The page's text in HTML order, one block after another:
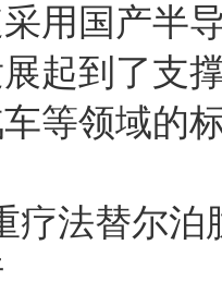
用国产半
起到了支
等领域的
疗法替尔